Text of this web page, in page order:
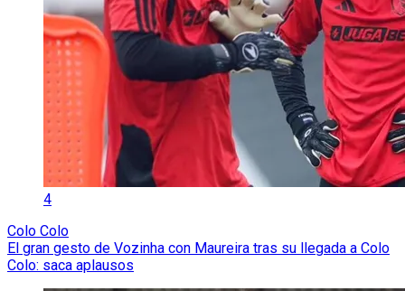
4
Colo Colo
El gran gesto de Vozinha con Maureira tras su llegada a Colo
Colo: saca aplausos